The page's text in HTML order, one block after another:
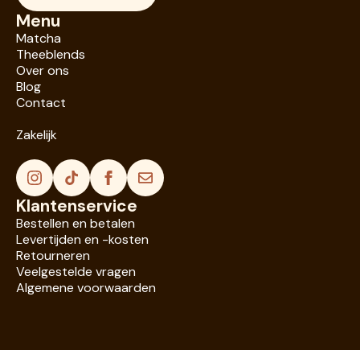
Menu
Matcha
Theeblends
Over ons
Blog
Contact
Zakelijk
Klantenservice
Bestellen en betalen
Levertijden en -kosten
Retourneren
Veelgestelde vragen
Algemene voorwaarden